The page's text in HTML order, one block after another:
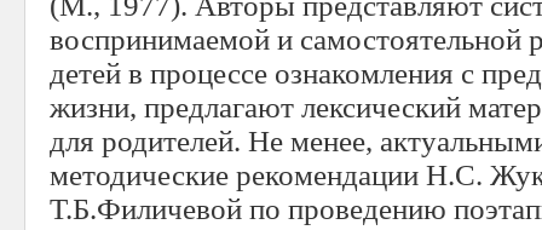
воспринимаемой и самостоятельной
детей в процессе ознакомления с
жизни, предлагают лексический
для родителей. Не менее,
методические рекомендации Н.С.
Т.Б.Филичевой по проведению